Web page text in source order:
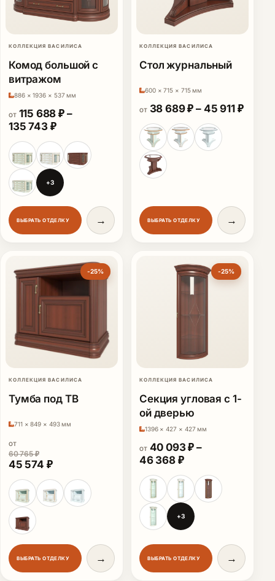
КОЛЛЕКЦИЯ ВАСИЛИСА
Комод большой с
витражом
886 × 1936 × 537 мм
ОТ 115 688₽ –
135 743 ₽Диапазон цен: 115 688 ₽ – 135 743 ₽
+3
ВЫБРАТЬ ОТДЕЛКУ →
КОЛЛЕКЦИЯ ВАСИЛИСА
Стол журнальный
600 × 715 × 715 мм
ОТ 38 689₽ – 45 911 ₽
ВЫБРАТЬ ОТДЕЛКУ →
-25%
КОЛЛЕКЦИЯ ВАСИЛИСА
Тумба под ТВ
711 × 849 × 493 мм
ОТ
60 765₽
Первоначальная цена составляла 60 765 ₽.
45 574 ₽Текущая цена: 45 574 ₽.
ВЫБРАТЬ ОТДЕЛКУ →
-25%
КОЛЛЕКЦИЯ ВАСИЛИСА
Секция угловая с 1-
ой дверью
1396 × 427 × 427 мм
ОТ 40 093₽ –
46 368 ₽Диапазон цен:
+3
ВЫБРАТЬ ОТДЕЛКУ →